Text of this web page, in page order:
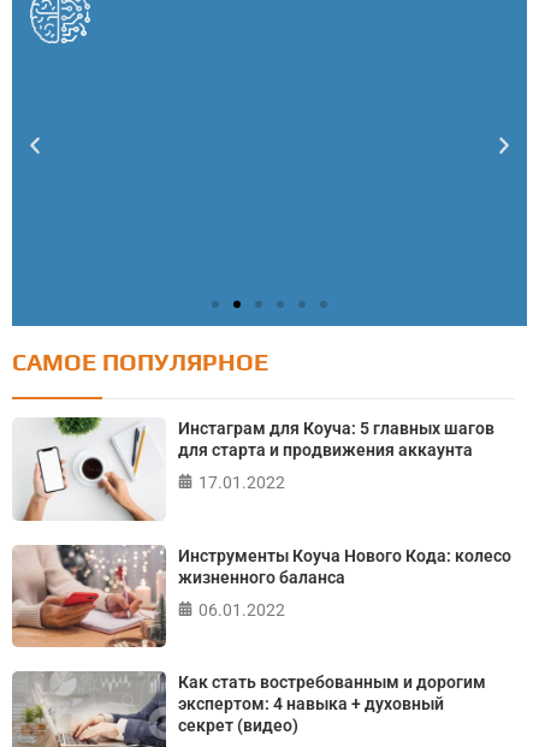
Тест: Как я контролирую свою жизнь?
Онлайн тест на основе шкалы локуса контроля
Джулиана Роттера
САМОЕ ПОПУЛЯРНОЕ
Инстаграм для Коуча: 5 главных шагов
для старта и продвижения аккаунта
17.01.2022
Инструменты Коуча Нового Кода: колесо
жизненного баланса
06.01.2022
Как стать востребованным и дорогим
экспертом: 4 навыка + духовный
секрет (видео)